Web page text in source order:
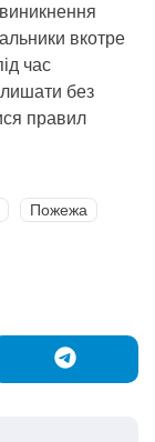
вкотре
час
без
правил
Пожежа